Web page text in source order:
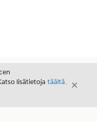
lisätietoja täältä.
Sulje